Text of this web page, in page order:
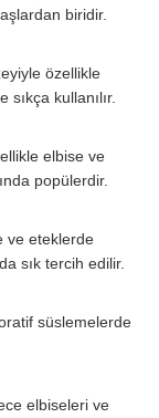
biridir.
özellikle
kullanılır.
elbise ve
popülerdir.
ve eteklerde
sık tercih edilir.
süslemelerde
elbiseleri ve